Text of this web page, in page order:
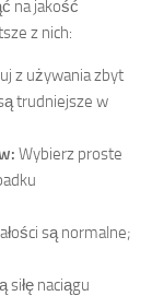
na jakość
z nich:
z używania zbyt
trudniejsze w
Wybierz proste
są normalne;
siłę naciągu